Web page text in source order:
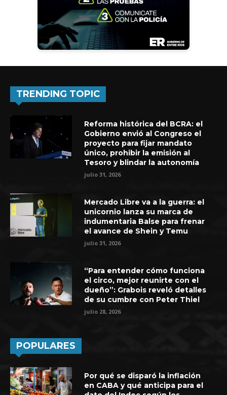
TRENDING TOPIC
Reforma histórica del BCRA: el
Gobierno envió al Congreso el
proyecto para fijar mandato
único, prohibir la emisión al
Tesoro y blindar la autonomía
julio 31, 2026
Mercado Libre va a la guerra: el
unicornio lanza su marca de
indumentaria Balse para frenar
el avance de Shein y Temu
julio 31, 2026
“Para entender cómo funciona
el circo, mejor reunirte con el
dueño”: Grabois reveló detalles
de su cumbre con Peter Thiel
julio 28, 2026
POPULARES
Por qué se disparó la inflación
en CABA y qué anticipa para el